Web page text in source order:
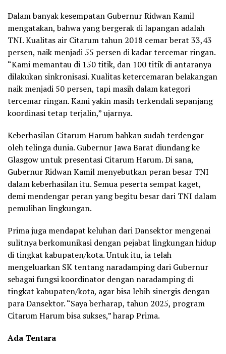
Dalam banyak kesempatan Gubernur Ridwan Kamil
mengatakan, bahwa yang bergerak di lapangan adalah
TNI. Kualitas air Citarum tahun 2018 cemar berat 33,43
persen, naik menjadi 55 persen di kadar tercemar ringan.
“Kami memantau di 150 titik, dan 100 titik di antaranya
dilakukan sinkronisasi. Kualitas ketercemaran belakangan
naik menjadi 50 persen, tapi masih dalam kategori
tercemar ringan. Kami yakin masih terkendali sepanjang
koordinasi tetap terjalin,” ujarnya.
Keberhasilan Citarum Harum bahkan sudah terdengar
oleh telinga dunia. Gubernur Jawa Barat diundang ke
Glasgow untuk presentasi Citarum Harum. Di sana,
Gubernur Ridwan Kamil menyebutkan peran besar TNI
dalam keberhasilan itu. Semua peserta sempat kaget,
demi mendengar peran yang begitu besar dari TNI dalam
pemulihan lingkungan.
Prima juga mendapat keluhan dari Dansektor mengenai
sulitnya berkomunikasi dengan pejabat lingkungan hidup
di tingkat kabupaten/kota. Untuk itu, ia telah
mengeluarkan SK tentang naradamping dari Gubernur
sebagai fungsi koordinator dengan naradamping di
tingkat kabupaten/kota, agar bisa lebih sinergis dengan
para Dansektor. “Saya berharap, tahun 2025, program
Citarum Harum bisa sukses,” harap Prima.
Ada Tentara